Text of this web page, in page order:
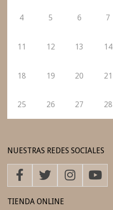
4 5 6 7
11 12 13 14
18 19 20 21
25 26 27 28
NUESTRAS REDES SOCIALES
TIENDA ONLINE